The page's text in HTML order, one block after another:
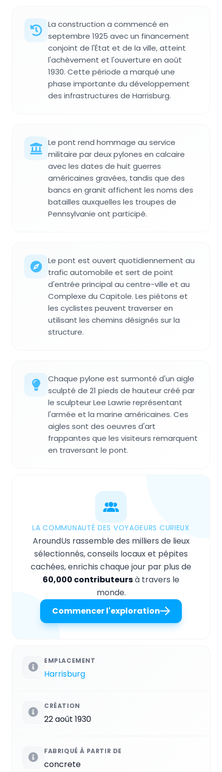
La construction a commencé en
septembre 1925 avec un financement
conjoint de l'État et de la ville, atteint
l'achèvement et l'ouverture en août
1930. Cette période a marqué une
phase importante du développement
des infrastructures de Harrisburg.
Le pont rend hommage au service
militaire par deux pylones en calcaire
avec les dates de huit guerres
américaines gravées, tandis que des
bancs en granit affichent les noms des
batailles auxquelles les troupes de
Pennsylvanie ont participé.
Le pont est ouvert quotidiennement au
trafic automobile et sert de point
d'entrée principal au centre-ville et au
Complexe du Capitole. Les piétons et
les cyclistes peuvent traverser en
utilisant les chemins désignés sur la
structure.
Chaque pylone est surmonté d'un aigle
sculpté de 21 pieds de hauteur créé par
le sculpteur Lee Lawrie représentant
l'armée et la marine américaines. Ces
aigles sont des oeuvres d'art
frappantes que les visiteurs remarquent
en traversant le pont.
LA COMMUNAUTÉ DES VOYAGEURS CURIEUX
AroundUs rassemble des milliers de lieux
sélectionnés, conseils locaux et pépites
cachées, enrichis chaque jour par plus de
60,000 contributeursà travers le
monde.
Commencer l'exploration
EMPLACEMENT
Harrisburg
CRÉATION
22 août 1930
FABRIQUÉ À PARTIR DE
concrete